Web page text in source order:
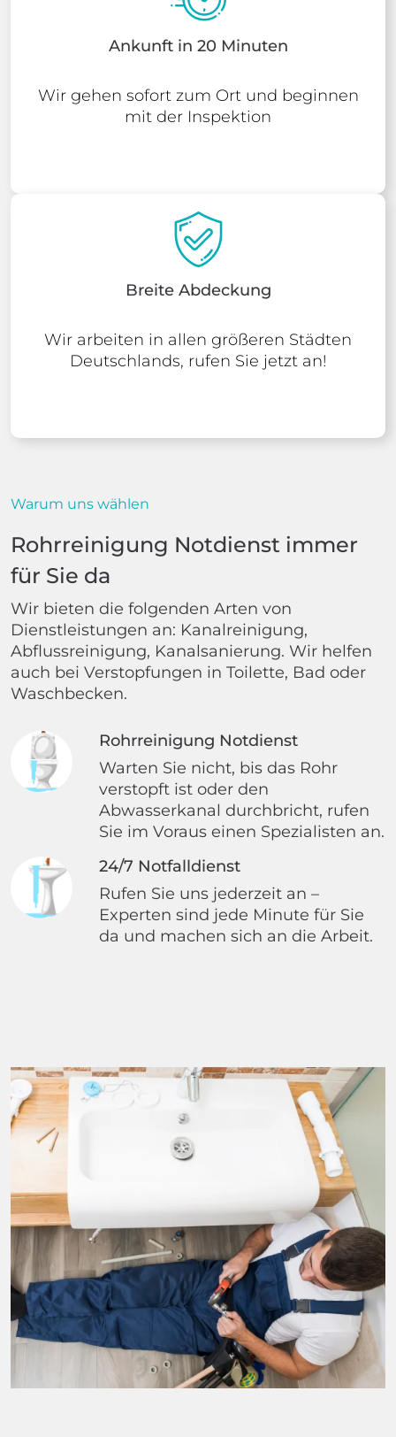
Ankunft in 20 Minuten
Wir gehen sofort zum Ort und beginnen
mit der Inspektion
Breite Abdeckung
Wir arbeiten in allen größeren Städten
Deutschlands, rufen Sie jetzt an!
Warum uns wählen
Rohrreinigung Notdienst immer
für Sie da
Wir bieten die folgenden Arten von
Dienstleistungen an: Kanalreinigung,
Abflussreinigung, Kanalsanierung. Wir helfen
auch bei Verstopfungen in Toilette, Bad oder
Waschbecken.
Rohrreinigung Notdienst
Warten Sie nicht, bis das Rohr
verstopft ist oder den
Abwasserkanal durchbricht, rufen
Sie im Voraus einen Spezialisten an.
24/7 Notfalldienst
Rufen Sie uns jederzeit an –
Experten sind jede Minute für Sie
da und machen sich an die Arbeit.